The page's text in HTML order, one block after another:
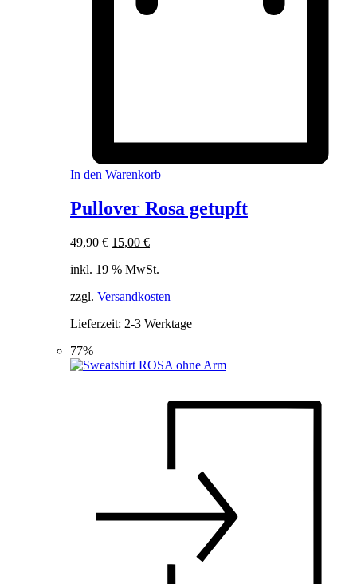
In den Warenkorb
Pullover Rosa getupft
49,90€ Ursprünglicher
war:
15,00 €Aktueller
ist:
inkl. 19 % MwSt.
zzgl. Versandkosten
Lieferzeit: 2-3 Werktage
77%